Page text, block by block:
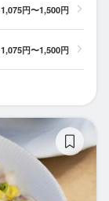
1,075円〜1,500円
1,075円〜1,500円